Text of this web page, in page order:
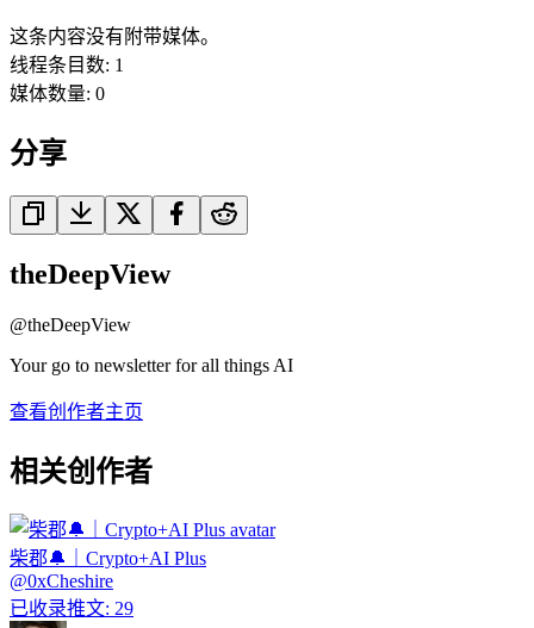
这条内容没有附带媒体。
线程条目数: 1
媒体数量: 0
分享
theDeepView
@theDeepView
Your go to newsletter for all things AI
查看创作者主页
相关创作者
柴郡🔔｜Crypto+AI Plus
@0xCheshire
已收录推文: 29